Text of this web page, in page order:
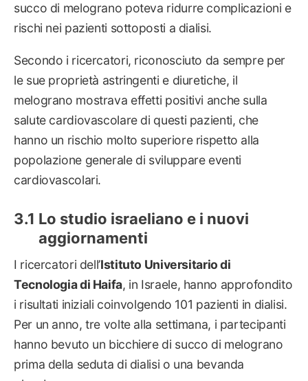
succo di melograno poteva ridurre complicazioni e
rischi nei pazienti sottoposti a dialisi.
Secondo i ricercatori, riconosciuto da sempre per
le sue proprietà astringenti e diuretiche, il
melograno mostrava effetti positivi anche sulla
salute cardiovascolare di questi pazienti, che
hanno un rischio molto superiore rispetto alla
popolazione generale di sviluppare eventi
cardiovascolari.
Lo studio israeliano e i nuovi
aggiornamenti
I ricercatori dell’Istituto Universitario di
Tecnologia di Haifa, in Israele, hanno approfondito
i risultati iniziali coinvolgendo 101 pazienti in dialisi.
Per un anno, tre volte alla settimana, i partecipanti
hanno bevuto un bicchiere di succo di melograno
prima della seduta di dialisi o una bevanda